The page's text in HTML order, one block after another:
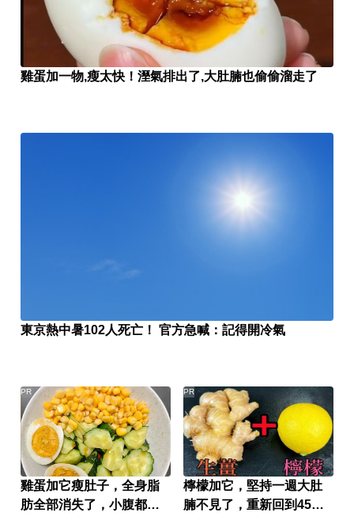
雞蛋加一物,瘦太快！溼氣排出了,大肚腩也偷偷溜走了
東京熱中暑102人死亡！ 官方急喊：記得開冷氣
雞蛋加它瘦肚子，全身脂
肪全部消失了，小腹都平
PR
檸檬加它，堅持一週大肚
腩不見了，重新回到45公
PR